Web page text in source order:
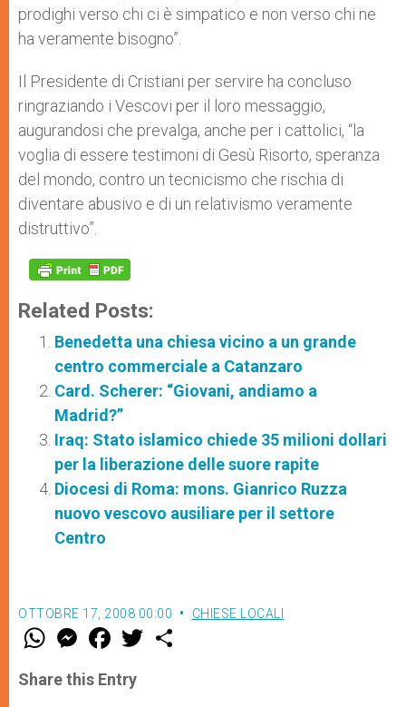
prodighi verso chi ci è simpatico e non verso chi ne
ha veramente bisogno”.
Il Presidente di Cristiani per servire ha concluso
ringraziando i Vescovi per il loro messaggio,
augurandosi che prevalga, anche per i cattolici, “la
voglia di essere testimoni di Gesù Risorto, speranza
del mondo, contro un tecnicismo che rischia di
diventare abusivo e di un relativismo veramente
distruttivo”.
Related Posts:
Benedetta una chiesa vicino a un grande
centro commerciale a Catanzaro
Card. Scherer: “Giovani, andiamo a
Madrid?”
Iraq: Stato islamico chiede 35 milioni dollari
per la liberazione delle suore rapite
Diocesi di Roma: mons. Gianrico Ruzza
nuovo vescovo ausiliare per il settore
Centro
OTTOBRE 17, 2008 00:00 CHIESE LOCALI
W
t
s
M
e
s
e
F
a
e
b
w
Share this Entry